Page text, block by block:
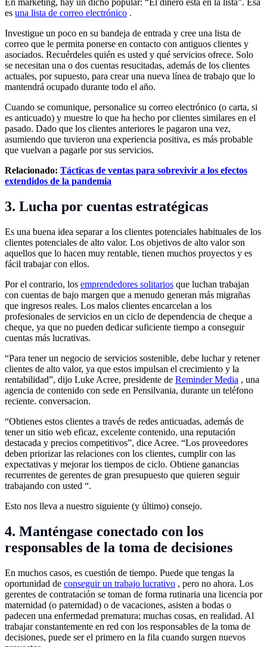
En marketing, hay un dicho popular: “El dinero está en la lista”. Esa
es una lista de correo electrónico .
Investigue un poco en su bandeja de entrada y cree una lista de
correo que le permita ponerse en contacto con antiguos clientes y
asociados. Recuérdeles quién es usted y qué servicios ofrece. Solo
se necesitan una o dos cuentas resucitadas, además de los clientes
actuales, por supuesto, para crear una nueva línea de trabajo que lo
mantendrá ocupado durante todo el año.
Cuando se comunique, personalice su correo electrónico (o carta, si
es anticuado) y muestre lo que ha hecho por clientes similares en el
pasado. Dado que los clientes anteriores le pagaron una vez,
asumiendo que tuvieron una experiencia positiva, es más probable
que vuelvan a pagarle por sus servicios.
Relacionado: Tácticas de ventas para sobrevivir a los efectos
extendidos de la pandemia
3. Lucha por cuentas estratégicas
Es una buena idea separar a los clientes potenciales habituales de los
clientes potenciales de alto valor. Los objetivos de alto valor son
aquellos que lo hacen muy rentable, tienen muchos proyectos y es
fácil trabajar con ellos.
Por el contrario, los emprendedores solitarios que luchan trabajan
con cuentas de bajo margen que a menudo generan más migrañas
que ingresos reales. Los malos clientes encarcelan a los
profesionales de servicios en un ciclo de dependencia de cheque a
cheque, ya que no pueden dedicar suficiente tiempo a conseguir
cuentas más lucrativas.
“Para tener un negocio de servicios sostenible, debe luchar y retener
clientes de alto valor, ya que estos impulsan el crecimiento y la
rentabilidad”, dijo Luke Acree, presidente de Reminder Media , una
agencia de contenido con sede en Pensilvania, durante un teléfono
reciente. conversacion.
“Obtienes estos clientes a través de redes anticuadas, además de
tener un sitio web eficaz, excelente contenido, una reputación
destacada y precios competitivos”, dice Acree. “Los proveedores
deben priorizar las relaciones con los clientes, cumplir con las
expectativas y mejorar los tiempos de ciclo. Obtiene ganancias
recurrentes de gerentes de gran presupuesto que quieren seguir
trabajando con usted “.
Esto nos lleva a nuestro siguiente (y último) consejo.
4. Manténgase conectado con los
responsables de la toma de decisiones
En muchos casos, es cuestión de tiempo. Puede que tengas la
oportunidad de conseguir un trabajo lucrativo , pero no ahora. Los
gerentes de contratación se toman de forma rutinaria una licencia por
maternidad (o paternidad) o de vacaciones, asisten a bodas o
padecen una enfermedad prematura; muchas cosas, en realidad. Al
trabajar constantemente en red con los responsables de la toma de
decisiones, puede ser el primero en la fila cuando surgen nuevos